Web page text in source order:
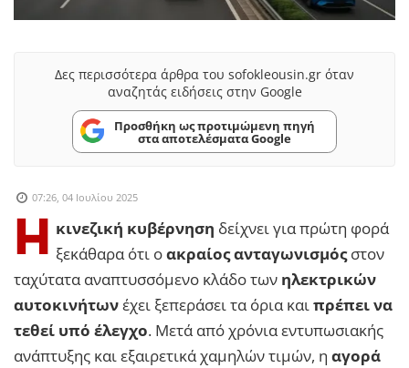
Δες περισσότερα άρθρα του sofokleousin.gr όταν
αναζητάς ειδήσεις στην Google
Προσθήκη ως προτιμώμενη πηγή
στα αποτελέσματα Google
07:26, 04 Ιουλίου 2025
Η κινεζική κυβέρνηση δείχνει για πρώτη φορά
ξεκάθαρα ότι οακραίος ανταγωνισμόςστον
ταχύτατα αναπτυσσόμενο κλάδο των ηλεκτρικών
αυτοκινήτωνέχει ξεπεράσει τα όρια καιπρέπει να
τεθεί υπό έλεγχο. Μετά από χρόνια εντυπωσιακής
ανάπτυξης και εξαιρετικά χαμηλών τιμών, η αγορά